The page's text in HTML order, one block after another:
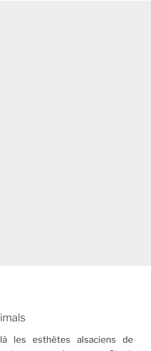
les esthètes alsaciens de